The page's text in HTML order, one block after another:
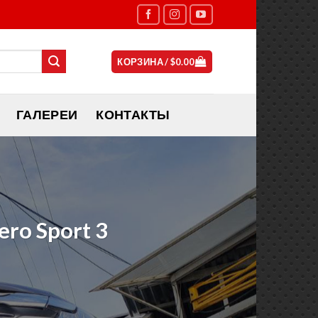
КОРЗИНА /$0.00
ГАЛЕРЕИ КОНТАКТЫ
Sport 3